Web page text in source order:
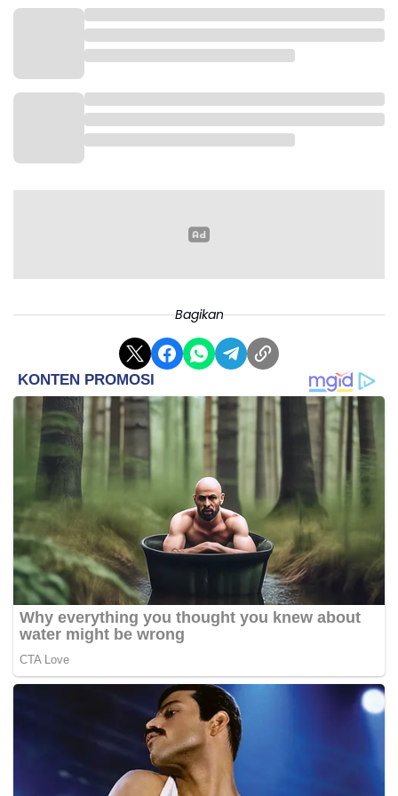
nyaman, aman, dan asri bagi seluruh warga maupun
wisatawan yang berkunjung ke Bandung.
"Ini adalah upaya untuk membantu mendukung Wali
Kota Bandung agar tercipta Bandung yang nyaman,
aman, bersih, and asri untuk kepentingan kita
semua," tambahnya.
Ia juga menyampaikan apresiasi mendalam kepada
sejak pagi hari. Dedi berharap kehadiran mereka di
masyarakat agar tidak membuang sampah
"Hatur nuhun, terima kasih seluruh petugas penyapu
Provinsi Jawa Barat yang mulai hari ini bertugas,"
ucapnya.
Langkah intervensi dari Pemprov Jabar ini diambil
setelah sebelumnya Gubernur menyoroti efektivitas
kinerja kebersihan di Kota Bandung. Meski saat ini
Pemerintah Kota Bandung telah memiliki sekitar
1.500 petugas, kondisi di lapangan dinilai masih
memerlukan penguatan ekstra.
Dengan adanya tambahan 130 personel dari pihak
provinsi, diharapkan sinergi antara pemerintah
provinsi dan kota dapat mempercepat penanganan
masalah sampah, terutama di jalur-jalur protokol.(*)
Bagikan